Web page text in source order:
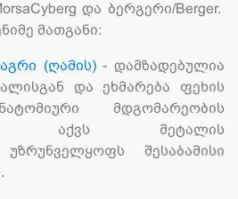
და ბერგერი/Berger.
მათგანი:
(ღამის)- დამზადებულია
და ეხმარება ფეხის
მდგომარეობის
აქვს მეტალის
შესაბამისი